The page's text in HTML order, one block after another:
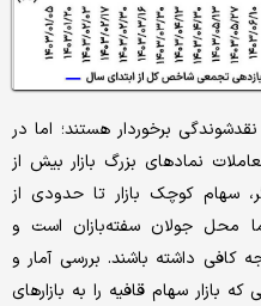
برخوردار هستند؛ اما در
نمادهای بزرگ بازار بیش از
سهام کوچک بازار تا حدودی از
محل جولان سفته‌‌‌بازان است و
کافی داشته باشند. بررسی آمار و
بازار سهام قافیه را به بازارهای